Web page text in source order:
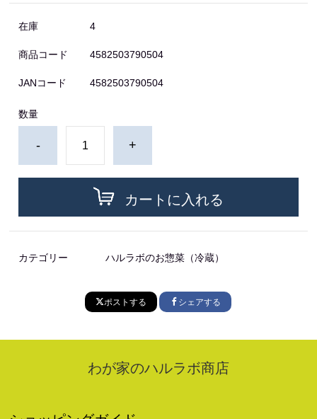
在庫 4
商品コード 4582503790504
JANコード 4582503790504
数量
- +
カートに入れる
カテゴリー ハルラボのお惣菜（冷蔵）
ポストする シェアする
わが家のハルラボ商店